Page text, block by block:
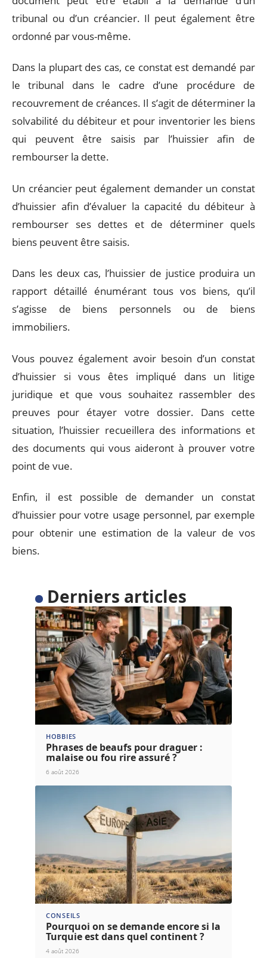
tribunal ou d’un créancier. Il peut également être
ordonné par vous-même.
Dans la plupart des cas, ce constat est demandé par
le tribunal dans le cadre d’une procédure de
recouvrement de créances. Il s’agit de déterminer la
solvabilité du débiteur et pour inventorier les biens
qui peuvent être saisis par l’huissier afin de
rembourser la dette.
Un créancier peut également demander un constat
d’huissier afin d’évaluer la capacité du débiteur à
rembourser ses dettes et de déterminer quels
biens peuvent être saisis.
Dans les deux cas, l’huissier de justice produira un
rapport détaillé énumérant tous vos biens, qu’il
s’agisse de biens personnels ou de biens
immobiliers.
Vous pouvez également avoir besoin d’un constat
d’huissier si vous êtes impliqué dans un litige
juridique et que vous souhaitez rassembler des
preuves pour étayer votre dossier. Dans cette
situation, l’huissier recueillera des informations et
des documents qui vous aideront à prouver votre
point de vue.
Enfin, il est possible de demander un constat
d’huissier pour votre usage personnel, par exemple
pour obtenir une estimation de la valeur de vos
biens.
Derniers articles
HOBBIES
Phrases de beaufs pour draguer :
malaise ou fou rire assuré ?
6 août 2026
CONSEILS
Pourquoi on se demande encore si la
Turquie est dans quel continent ?
4 août 2026